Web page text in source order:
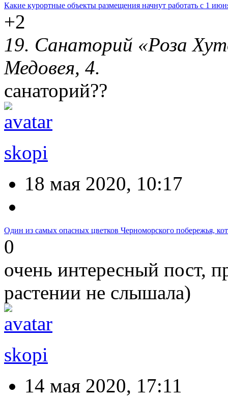
Какие курортные объекты размещения начнут работать с 1
+2
19. Санаторий «Роза
Медовея, 4.
санаторий??
skopi
18 мая 2020, 10:17
Один из самых опасных цветков Черноморского побережья,
0
очень интересный пост,
растении не слышала)
skopi
14 мая 2020, 17:11